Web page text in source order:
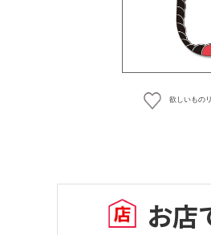
欲しいもの
お店